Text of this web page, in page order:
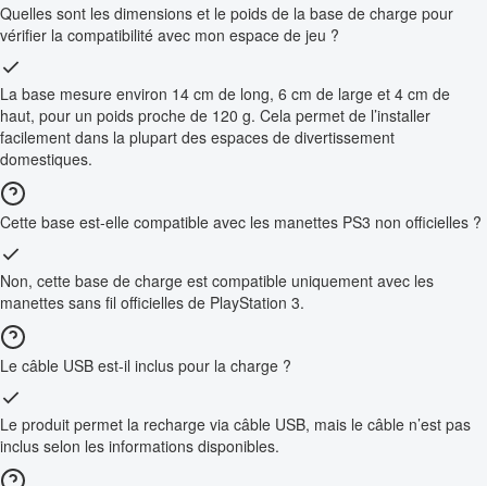
Quelles sont les dimensions et le poids de la base de charge pour
vérifier la compatibilité avec mon espace de jeu ?
La base mesure environ 14 cm de long, 6 cm de large et 4 cm de
haut, pour un poids proche de 120 g. Cela permet de l’installer
facilement dans la plupart des espaces de divertissement
domestiques.
Cette base est-elle compatible avec les manettes PS3 non officielles ?
Non, cette base de charge est compatible uniquement avec les
manettes sans fil officielles de PlayStation 3.
Le câble USB est-il inclus pour la charge ?
Le produit permet la recharge via câble USB, mais le câble n’est pas
inclus selon les informations disponibles.